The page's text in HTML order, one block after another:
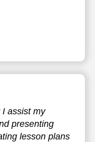
I assist my
presenting
lesson plans